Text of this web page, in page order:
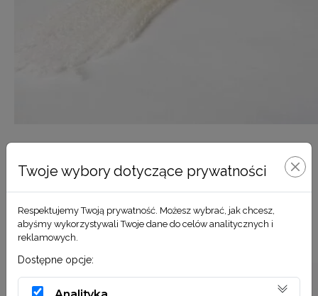
DODAJ DO KOSZYKA
Twoje wybory dotyczące prywatności
Respektujemy Twoją prywatność. Możesz wybrać, jak chcesz,
abyśmy wykorzystywali Twoje dane do celów analitycznych i
reklamowych.
Dostępne opcje: